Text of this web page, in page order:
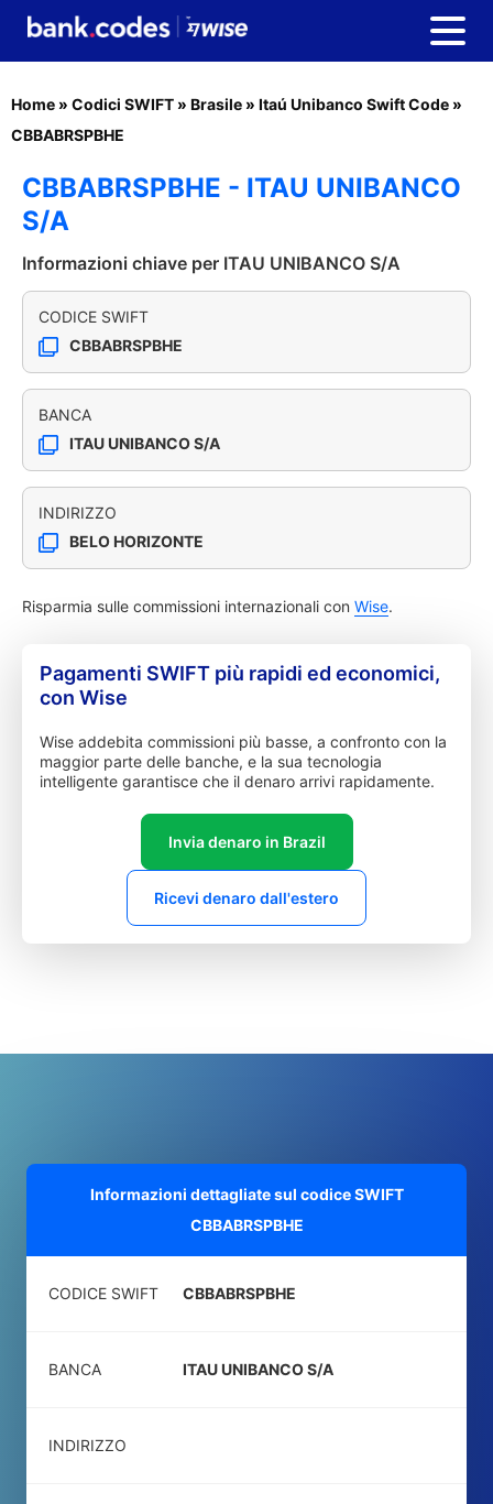
Home » Codici SWIFT » Brasile » Itaú Unibanco Swift Code »
CBBABRSPBHE
CBBABRSPBHE - ITAU UNIBANCO
S/A
Informazioni chiave per ITAU UNIBANCO S/A
CODICE SWIFT
CBBABRSPBHE
BANCA
ITAU UNIBANCO S/A
INDIRIZZO
BELO HORIZONTE
Risparmia sulle commissioni internazionali con Wise.
Pagamenti SWIFT più rapidi ed economici,
con Wise
Wise addebita commissioni più basse, a confronto con la
maggior parte delle banche, e la sua tecnologia
intelligente garantisce che il denaro arrivi rapidamente.
Invia denaro in Brazil
Ricevi denaro dall'estero
Informazioni dettagliate sul codice SWIFT
CBBABRSPBHE
CODICE SWIFT CBBABRSPBHE
BANCA ITAU UNIBANCO S/A
INDIRIZZO